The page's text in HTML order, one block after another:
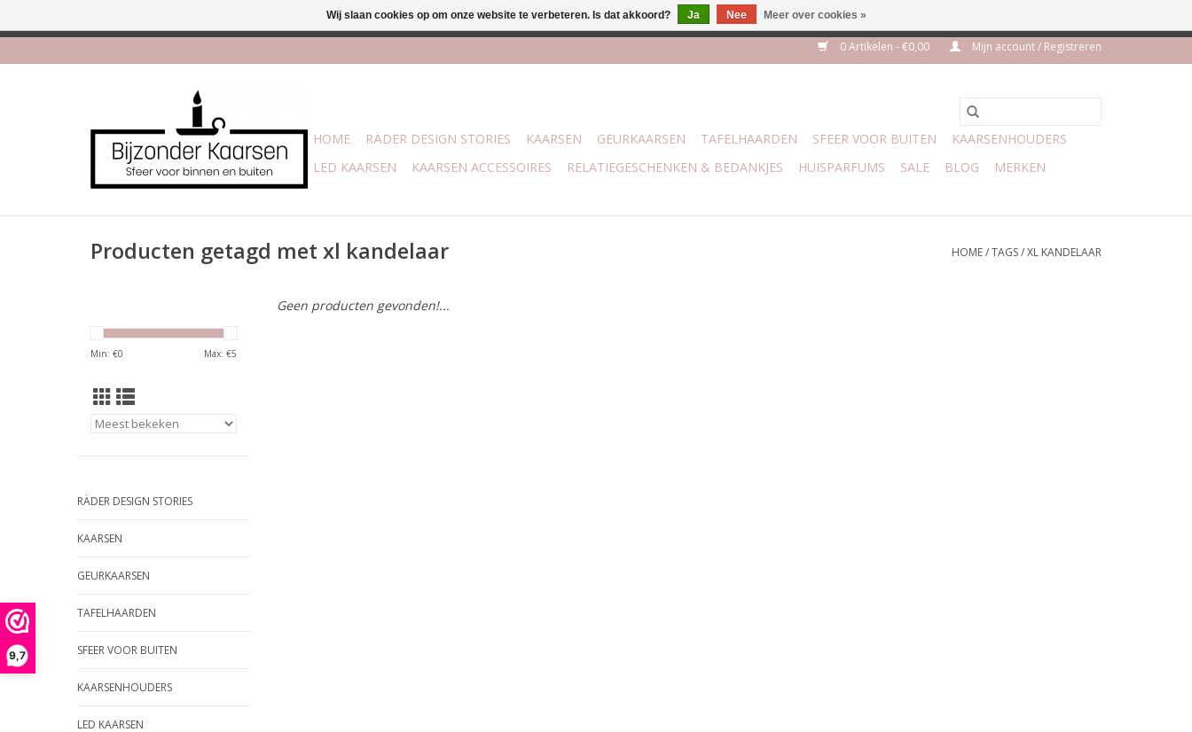
9,7
0 Artikelen - €0,00 Mijn account / Registreren
HOME RÄDER DESIGN STORIES KAARSEN GEURKAARSEN TAFELHAARDEN SFEER VOOR BUITEN
KAARSENHOUDERS
LED KAARSEN
KAARSEN ACCESSOIRES RELATIEGESCHENKEN & BEDANKJES HUISPARFUMS SALE BLOG MERKEN
Producten getagd met xl kandelaar HOME/TAGS/XL KANDELAAR
Min: €0 Max: €5
RÄDER DESIGN STORIES
KAARSEN
GEURKAARSEN
TAFELHAARDEN
SFEER VOOR BUITEN
KAARSENHOUDERS
LED KAARSEN
Geen producten gevonden!...
Wij slaan cookies op om onze website te verbeteren. Is dat akkoord? Ja Nee Meer over cookies »
Afhalen is mogelijk bij Trotz Woon & Cadeau | Belvederelaan 107 Zwolle | boven de 70 euro geen verzendkosten